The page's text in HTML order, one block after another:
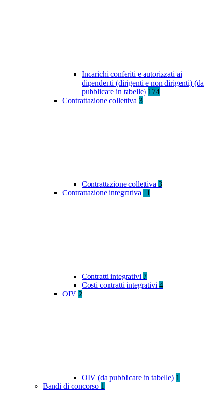
Incarichi conferiti e autorizzati ai
dipendenti (dirigenti e non dirigenti) (da
pubblicare in tabelle) 174
Contrattazione collettiva 3
Contrattazione collettiva 3
Contrattazione integrativa 11
Contratti integrativi 7
Costi contratti integrativi 4
OIV 2
OIV (da pubblicare in tabelle) 1
Bandi di concorso 1